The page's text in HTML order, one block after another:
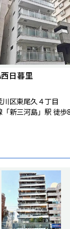
日暮里
川区東尾久４丁目
「新三河島」駅 徒歩